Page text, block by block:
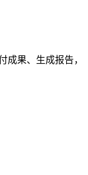
成果、生成报告，